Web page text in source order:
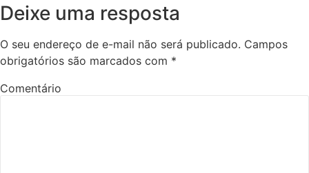
Deixe uma resposta
O seu endereço de e-mail não será publicado. Campos
obrigatórios são marcados com *
Comentário